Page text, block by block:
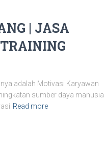
| JASA
adalah Motivasi Karyawan
sumber daya manusia
Read more